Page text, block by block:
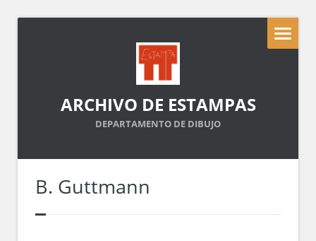
ARCHIVO DE ESTAMPAS
DEPARTAMENTO DE DIBUJO
B. Guttmann